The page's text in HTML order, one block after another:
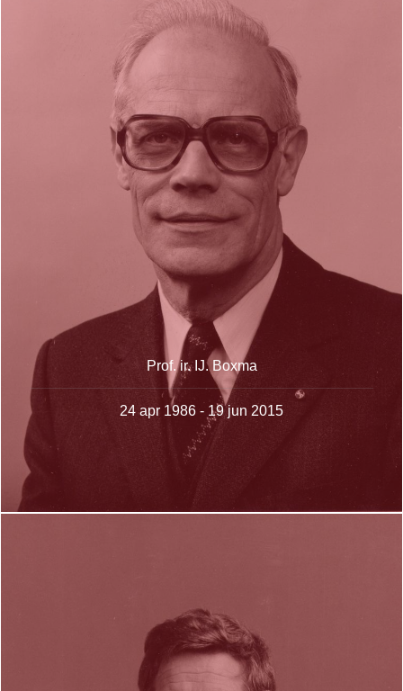
Prof. ir. IJ. Boxma
24 apr 1986 - 19 jun 2015